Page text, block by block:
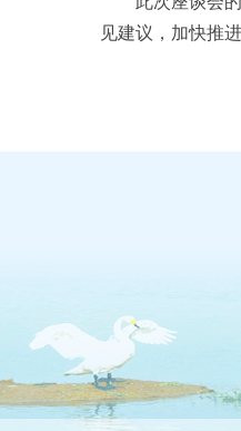
见建议，加快推